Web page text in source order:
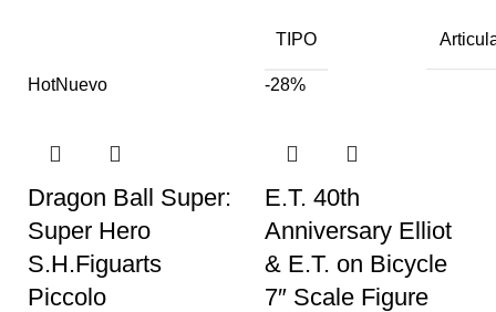
TIPO
HotNuevo
Dragon Ball Super:
Super Hero
S.H.Figuarts
Piccolo
-28%
E.T. 40th
Anniversary Elliot
& E.T. on Bicycle
7″ Scale Figure